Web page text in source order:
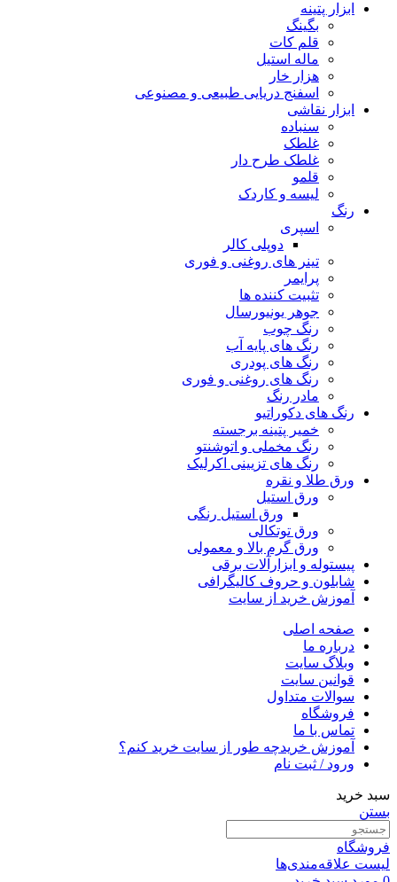
ابزار پتینه
بگینگ
قلم کات
ماله استیل
هزار خار
اسفنج دریایی طبیعی و مصنوعی
ابزار نقاشی
سنباده
غلطک
غلطک طرح دار
قلمو
لیسه و کاردک
رنگ
اسپری
دوپلی کالر
تینر های روغنی و فوری
پرایمر
تثبیت کننده ها
جوهر یونیورسال
رنگ چوب
رنگ‌ های پایه آب
رنگ های پودری
رنگ‌ های روغنی و فوری
مادر رنگ
رنگ های دکوراتیو
خمیر پتینه برجسته
رنگ مخملی و اتوشنتو
رنگ های تزیینی اکرلیک
ورق طلا و نقره
ورق استیل
ورق استیل رنگی
ورق توتکالی
ورق گرم بالا و معمولی
پیستوله و ابزارآلات برقی
شابلون و حروف کالیگرافی
آموزش خرید از سایت
صفحه اصلی
درباره ما
وبلاگ سایت
قوانین سایت
سوالات متداول
فروشگاه
تماس با ما
آموزش خریدچه طور از سایت خرید کنم؟
ورود / ثبت نام
سبد خرید
بستن
فروشگاه
لیست علاقه‌مندی‌ها